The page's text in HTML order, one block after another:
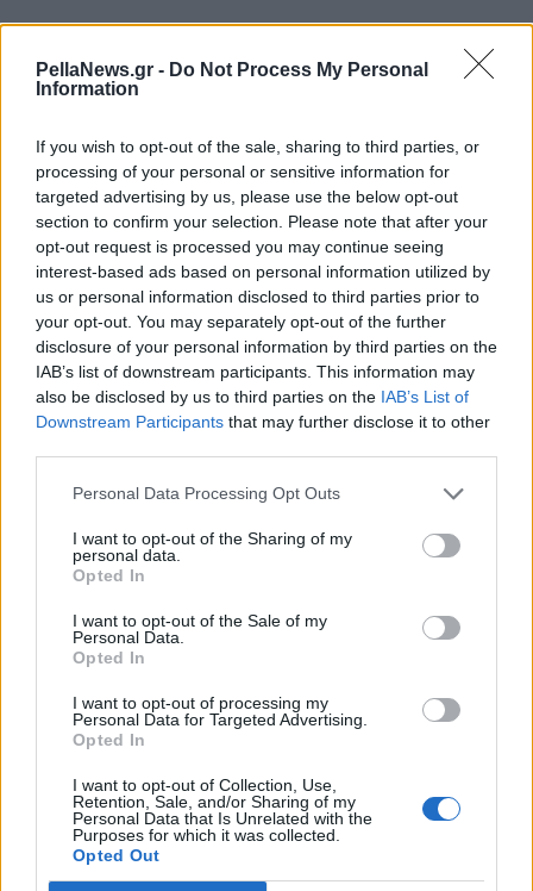
PellaNews.gr - Do Not Process My Personal
Information
If you wish to opt-out of the sale, sharing to third parties, or
processing of your personal or sensitive information for
targeted advertising by us, please use the below opt-out
section to confirm your selection. Please note that after your
opt-out request is processed you may continue seeing
interest-based ads based on personal information utilized by
us or personal information disclosed to third parties prior to
your opt-out. You may separately opt-out of the further
disclosure of your personal information by third parties on the
IAB’s list of downstream participants. This information may
also be disclosed by us to third parties on the IAB’s List of
Downstream Participants that may further disclose it to other
Personal Data Processing Opt Outs
I want to opt-out of the Sharing of my
personal data.
Opted In
I want to opt-out of the Sale of my
Personal Data.
Opted In
I want to opt-out of processing my
Personal Data for Targeted Advertising.
Opted In
I want to opt-out of Collection, Use,
Retention, Sale, and/or Sharing of my
Personal Data that Is Unrelated with the
Purposes for which it was collected.
Opted Out
Οι άνεργοι που επιθυμούν να συμμετάσχουν στη
υποβάλουν αποκλειστικά με ηλεκτρονικό τρόπο,
και ως πιστοποιημένοι χρήστες των ηλεκτρονικών
υπηρεσιών της διαδικτυακής πύλης του ΟΑΕΔ, με
τη χρήση των κωδικών πρόσβασης (Ονομασία
Χρήστη και Συνθηματικό), την ειδική αίτηση
συμμέτοχης η οποία είναι αναρτημένη στην
ιστοσελίδα του Οργανισμού (www.oaed.gr). Οι
υποψήφιοι θα πρέπει να επιλέξουν μία (1) μόνο
ειδικότητα τοποθέτησης και μέχρι τρεις (3)
Επιβλέποντες Φορείς ή/και Υπηρεσίες
Τοποθέτησης.
Στην ενότητα «Στοιχεία Επικοινωνίας» δηλώνουν
υποχρεωτικά τον αριθμό τηλεφώνου και τη
διεύθυνση ηλεκτρονικού ταχυδρομείου, εφόσον
υπάρχει, τα οποία είναι απαραίτητα για την
Υπηρεσία (ΚΠΑ2). Διόρθωση ή τροποποίηση ή
συμπλήρωση των ηλεκτρονικών αιτήσεων,
συμπλήρωση τυχόν ελλειπόντων στοιχείων –
δικαιολογητικών, έστω και συμπληρωματικών ή
διευκρινιστικών, επιτρέπεται με νέες ηλεκτρονικές
αιτήσεις, οι οποίες υποβάλλονται σε